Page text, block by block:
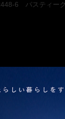
6 パスティー